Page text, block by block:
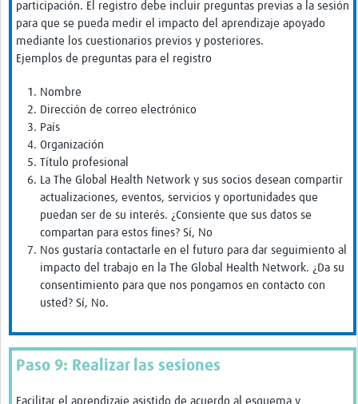
participación. El registro debe incluir preguntas previas a la sesión
para que se pueda medir el impacto del aprendizaje apoyado
mediante los cuestionarios previos y posteriores.
Ejemplos de preguntas para el registro
Nombre
Dirección de correo electrónico
País
Organización
Título profesional
La The Global Health Network y sus socios desean compartir
actualizaciones, eventos, servicios y oportunidades que
puedan ser de su interés. ¿Consiente que sus datos se
compartan para estos fines? Sí, No
Nos gustaría contactarle en el futuro para dar seguimiento al
impacto del trabajo en la The Global Health Network. ¿Da su
consentimiento para que nos pongamos en contacto con
usted? Sí, No.
Paso 9: Realizar las sesiones
Facilitar el aprendizaje asistido de acuerdo al esquema y